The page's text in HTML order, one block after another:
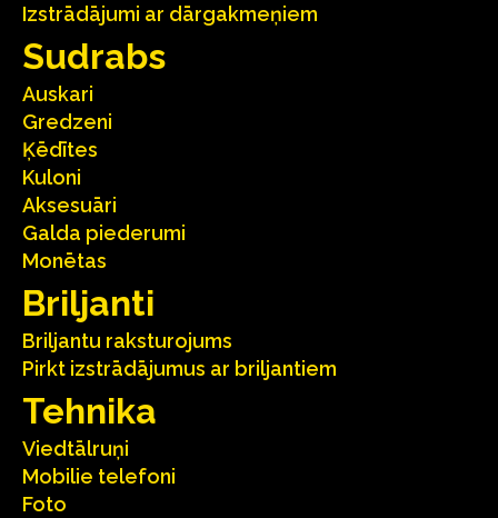
Izstrādājumi ar dārgakmeņiem
Sudrabs
Auskari
Gredzeni
Ķēdītes
Kuloni
Aksesuāri
Galda piederumi
Monētas
Briljanti
Briljantu raksturojums
Pirkt izstrādājumus ar briljantiem
Tehnika
Viedtālruņi
Mobilie telefoni
Foto